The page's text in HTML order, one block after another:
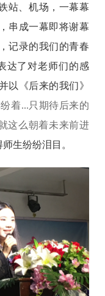
站、机场，一幕幕
串成一幕即将谢幕
记录的我们的青春
达了对老师们的感
以《后来的我们》
着... 只期待后来的
这么朝着未来前进
师生纷纷泪目。